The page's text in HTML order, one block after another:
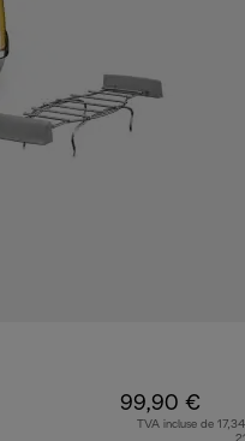
99,90 €
TVA incluse de